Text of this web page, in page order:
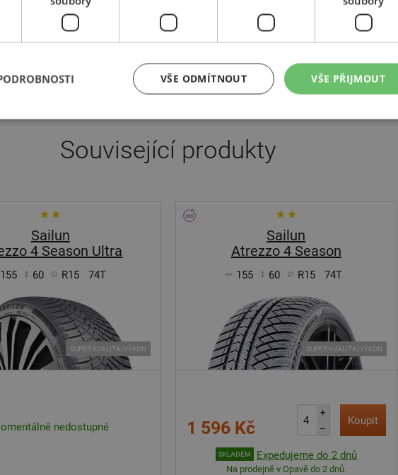
prostředí a používá ve svých pneumatikách řadu recyklovaných materiálů.
Kumho jsou dobrou volbou pro řidiče, kteří hledají vysoce kvalitní, cenově dostupné
Související produkty
Sailun
4 Season Ultra
155 60 R15 74T
SUPER KVALITA/VÝKON
nedostupné
Sailun
Atrezzo 4 Season
155 60 R15 74T
SUPER KVALITA/VÝKON
1 596 Kč
+
–
Koupit
SKLADEM Expedujeme do 2 dnů
Na prodejně v Opavě do 2 dnů.
VŠE PŘIJMOUT
VŠE ODMÍTNOUT